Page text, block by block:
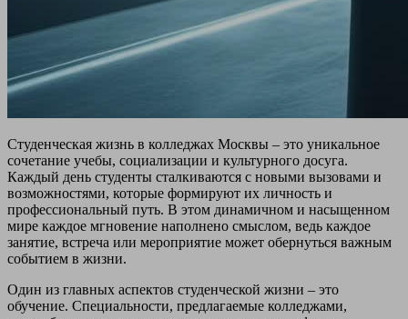
Студенческая жизнь в колледжах Москвы – это уникальное
сочетание учебы, социализации и культурного досуга.
Каждый день студенты сталкиваются с новыми вызовами и
возможностями, которые формируют их личность и
профессиональный путь. В этом динамичном и насыщенном
мире каждое мгновение наполнено смыслом, ведь каждое
занятие, встреча или мероприятие может обернуться важным
событием в жизни.
Один из главных аспектов студенческой жизни – это
обучение. Специальности, предлагаемые колледжами,